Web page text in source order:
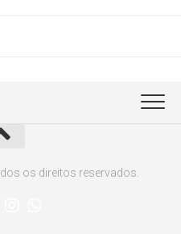
os direitos reservados.